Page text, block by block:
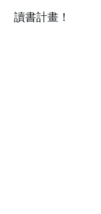
讀書計畫！